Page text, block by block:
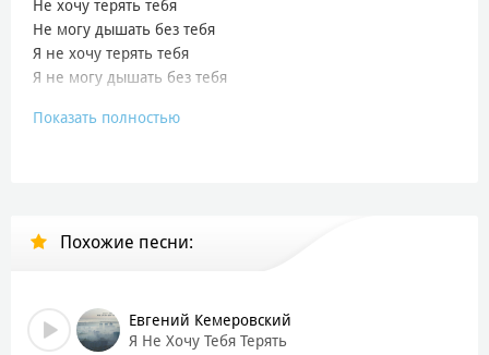
Не хочу терять тебя
Не могу дышать без тебя
Я не хочу терять тебя
Я не могу дышать без тебя
Я не могу дышать без тебя
Хочу забрать тебя с собой и больше ничего
Я не хочу терять тебя
Показать полностью
Похожие песни:
Евгений Кемеровский
Я Не Хочу Тебя Терять